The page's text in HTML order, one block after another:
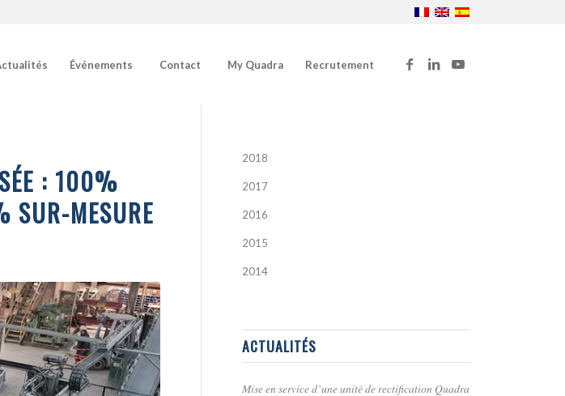
Événements Contact My Quadra Recrutement
: 100%
SUR-MESURE
2018
2017
2016
2015
2014
ACTUALITÉS
Mise en service d’une unité de rectification Quadra